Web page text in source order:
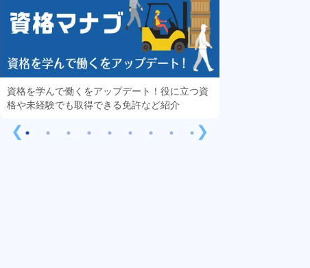
❮
資格を学んで働くをアップデート！役に立つ資
格や未経験でも取得できる免許など紹介
❯